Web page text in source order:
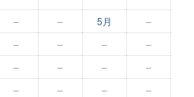
– – 5月
–
– – – –
– – –
–
– – – –